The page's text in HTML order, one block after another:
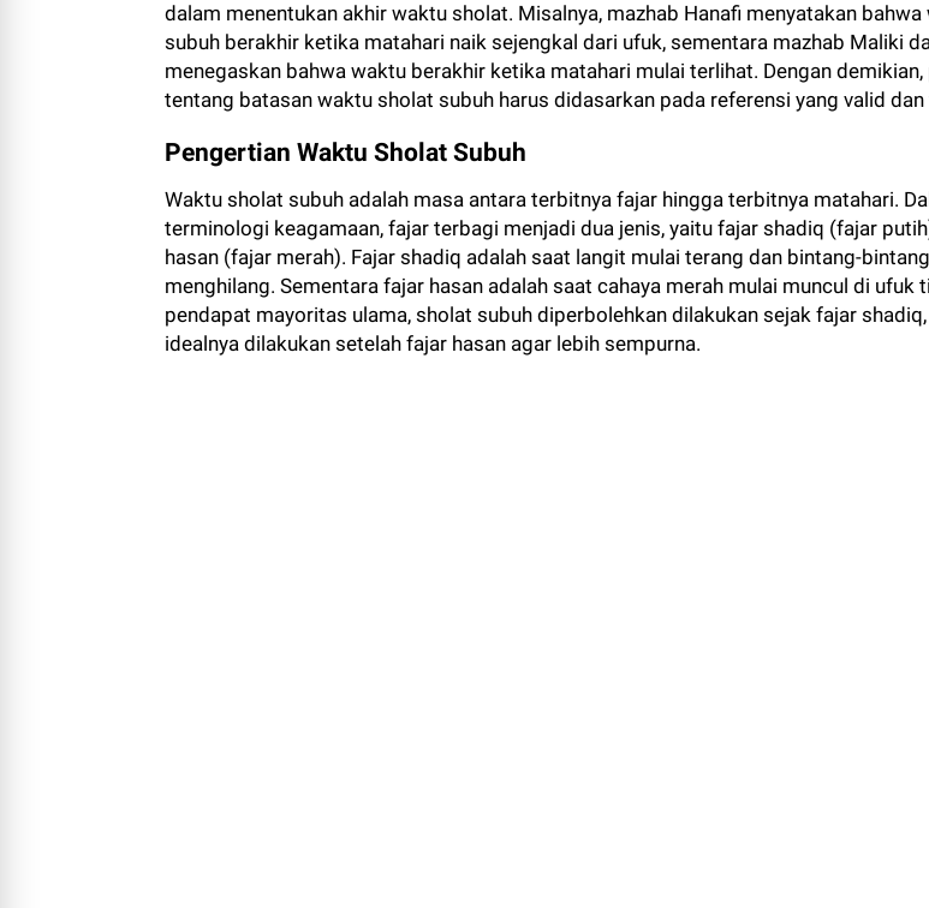
dalam menentukan akhir waktu sholat. Misalnya, mazhab Hanafi menyatakan
subuh berakhir ketika matahari naik sejengkal dari ufuk, sementara mazhab Maliki
menegaskan bahwa waktu berakhir ketika matahari mulai terlihat. Dengan
tentang batasan waktu sholat subuh harus didasarkan pada referensi yang valid
Pengertian Waktu Sholat Subuh
Waktu sholat subuh adalah masa antara terbitnya fajar hingga terbitnya matahari.
terminologi keagamaan, fajar terbagi menjadi dua jenis, yaitu fajar shadiq (fajar
hasan (fajar merah). Fajar shadiq adalah saat langit mulai terang dan bintang-
menghilang. Sementara fajar hasan adalah saat cahaya merah mulai muncul di ufuk
pendapat mayoritas ulama, sholat subuh diperbolehkan dilakukan sejak fajar
idealnya dilakukan setelah fajar hasan agar lebih sempurna.